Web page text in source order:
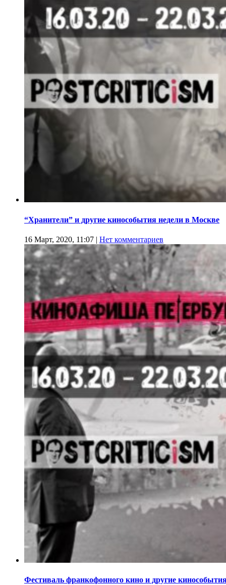
“Хранители” и другие кинособытия недели в Москве
16 Март, 2020, 11:07 | Нет комментариев
Фестиваль франкофонного кино и другие